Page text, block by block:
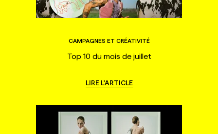
CAMPAGNES ET CRÉATIVITÉ
Top 10 du mois de juillet
LIRE L'ARTICLE